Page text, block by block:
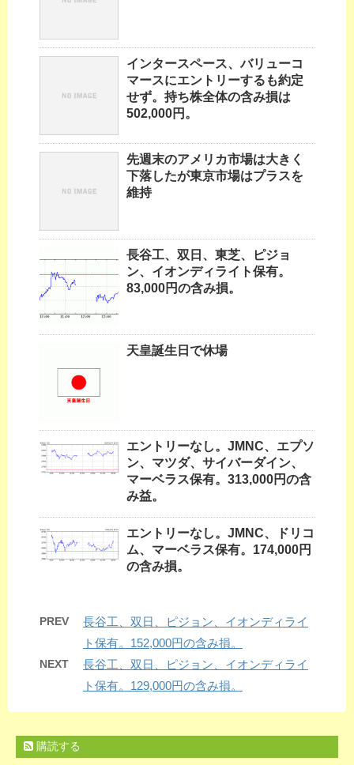
インタースペース、バリューコ
マースにエントリーするも約定
せず。持ち株全体の含み損は
502,000円。
先週末のアメリカ市場は大きく
下落したが東京市場はプラスを
維持
長谷工、双日、東芝、ピジョ
ン、イオンディライト保有。
83,000円の含み損。
天皇誕生日で休場
エントリーなし。JMNC、エプソ
ン、マツダ、サイバーダイン、
マーベラス保有。313,000円の含
み益。
エントリーなし。JMNC、ドリコ
ム、マーベラス保有。174,000円
の含み損。
PREV
長谷工、双日、ピジョン、イオンディライ
ト保有。152,000円の含み損。
NEXT
長谷工、双日、ピジョン、イオンディライ
ト保有。129,000円の含み損。
購読する